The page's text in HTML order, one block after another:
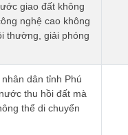
giao đất không
nghệ cao không
thường, giải phóng
dân tỉnh Phú
thu hồi đất mà
thể di chuyển